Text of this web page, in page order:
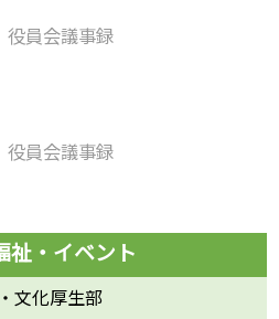
員会議事録
員会議事録
文化厚生部